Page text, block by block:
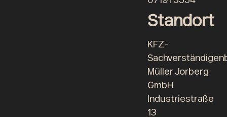
Standort
KFZ-
Müller Jorberg
GmbH
Industriestraße
13